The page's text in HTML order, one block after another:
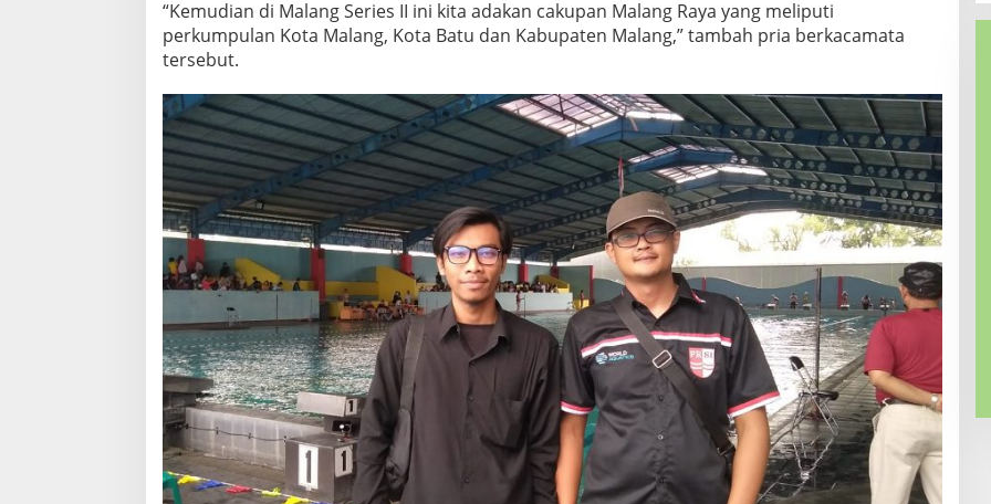
“Kemudian di Malang Series II ini kita adakan cakupan Malang Raya yang meliputi
perkumpulan Kota Malang, Kota Batu dan Kabupaten Malang,” tambah pria berkacamata
tersebut.